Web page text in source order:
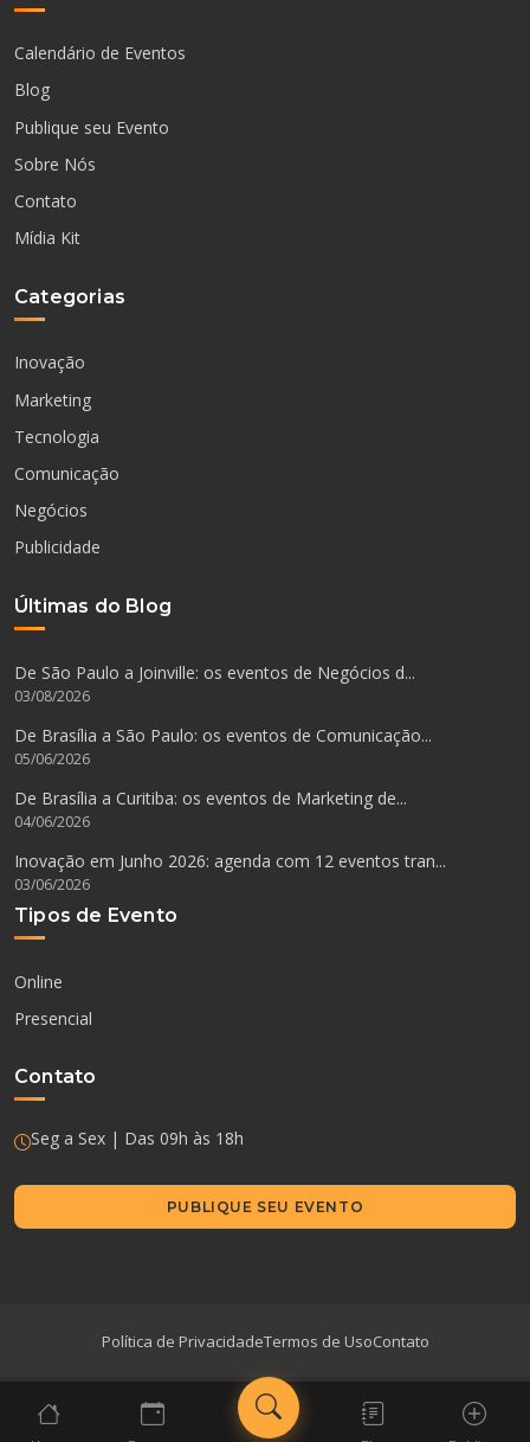
Calendário de Eventos
Blog
Publique seu Evento
Sobre Nós
Contato
Mídia Kit
Categorias
Inovação
Marketing
Tecnologia
Comunicação
Negócios
Publicidade
Últimas do Blog
De São Paulo a Joinville: os eventos de Negócios d...
03/08/2026
De Brasília a São Paulo: os eventos de Comunicação...
05/06/2026
De Brasília a Curitiba: os eventos de Marketing de...
04/06/2026
Inovação em Junho 2026: agenda com 12 eventos tran...
03/06/2026
Tipos de Evento
Online
Presencial
Contato
Seg a Sex | Das 09h às 18h
PUBLIQUE SEU EVENTO
Política de PrivacidadeTermos de UsoContato